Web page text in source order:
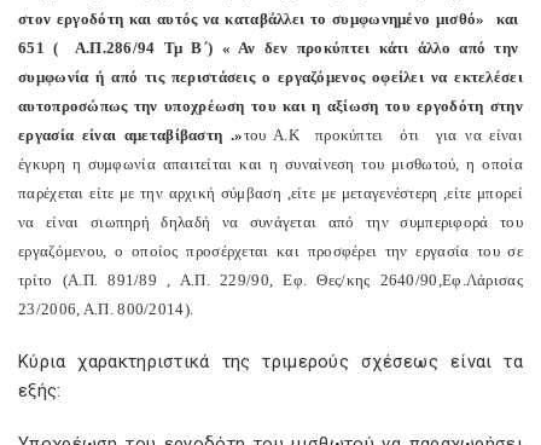
στον εργοδότη και αυτός να καταβάλλει το συμφωνημένο μισθό»
και
651 (
Α.Π.286/94 Τμ Β΄) « Αν δεν προκύπτει κάτι άλλο από την
συμφωνία ή από τις περιστάσεις ο εργαζόμενος οφείλει να εκτελέσει
αυτοπροσώπως την υποχρέωση του και η αξίωση του εργοδότη στην
εργασία είναι αμεταβίβαστη .»του Α.Κ προκύπτει ότι
για να είναι
έγκυρη η συμφωνία απαιτείται και η συναίνεση του μισθωτού, η οποία
παρέχεται είτε με την αρχική σύμβαση ,είτε με μεταγενέστερη ,είτε μπορεί
να είναι σιωπηρή δηλαδή να συνάγεται από την συμπεριφορά του
εργαζόμενου, ο οποίος προσέρχεται και προσφέρει την εργασία του σε
τρίτο (Α.Π. 891/89 , Α.Π. 229/90, Εφ. Θες/κης 2640/90,Εφ.Λάρισας
23/2006, Α.Π. 800/2014).
Κύρια χαρακτηριστικά της τριμερούς σχέσεως είναι τα
εξής: